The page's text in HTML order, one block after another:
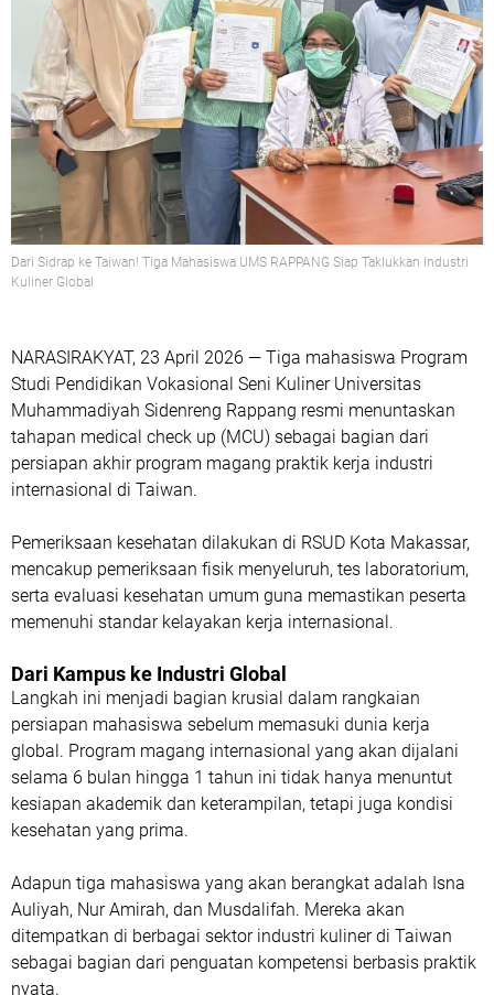
Dari Sidrap ke Taiwan! Tiga Mahasiswa UMS RAPPANG Siap Taklukkan Industri
Kuliner Global
NARASIRAKYAT, 23 April 2026 — Tiga mahasiswa Program
Studi Pendidikan Vokasional Seni Kuliner Universitas
Muhammadiyah Sidenreng Rappang resmi menuntaskan
tahapan medical check up (MCU) sebagai bagian dari
persiapan akhir program magang praktik kerja industri
internasional di Taiwan.
Pemeriksaan kesehatan dilakukan di RSUD Kota Makassar,
mencakup pemeriksaan fisik menyeluruh, tes laboratorium,
serta evaluasi kesehatan umum guna memastikan peserta
memenuhi standar kelayakan kerja internasional.
Dari Kampus ke Industri Global
Langkah ini menjadi bagian krusial dalam rangkaian
persiapan mahasiswa sebelum memasuki dunia kerja
global. Program magang internasional yang akan dijalani
selama 6 bulan hingga 1 tahun ini tidak hanya menuntut
kesiapan akademik dan keterampilan, tetapi juga kondisi
kesehatan yang prima.
Adapun tiga mahasiswa yang akan berangkat adalah Isna
Auliyah, Nur Amirah, dan Musdalifah. Mereka akan
ditempatkan di berbagai sektor industri kuliner di Taiwan
sebagai bagian dari penguatan kompetensi berbasis praktik
nyata.